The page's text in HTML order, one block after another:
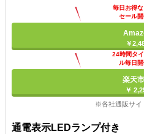
毎日お得
セール
￥
24時間タ
ル毎日
楽天
￥
※各社通販サイ
通電表示LEDランプ付き